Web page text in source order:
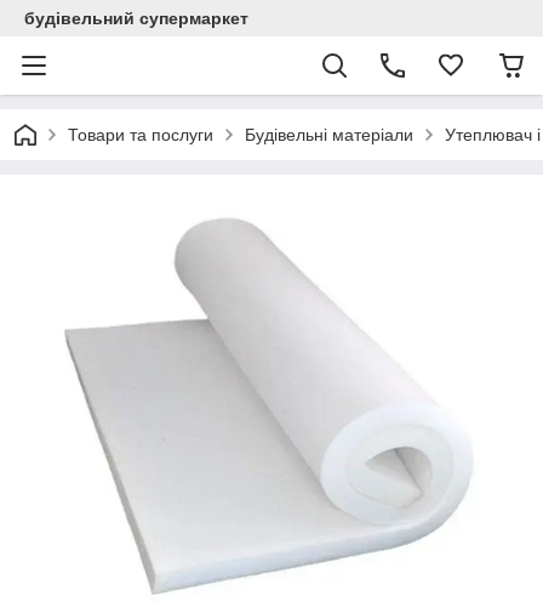
будівельний супермаркет
Товари та послуги Будівельні матеріали Утеплювач і